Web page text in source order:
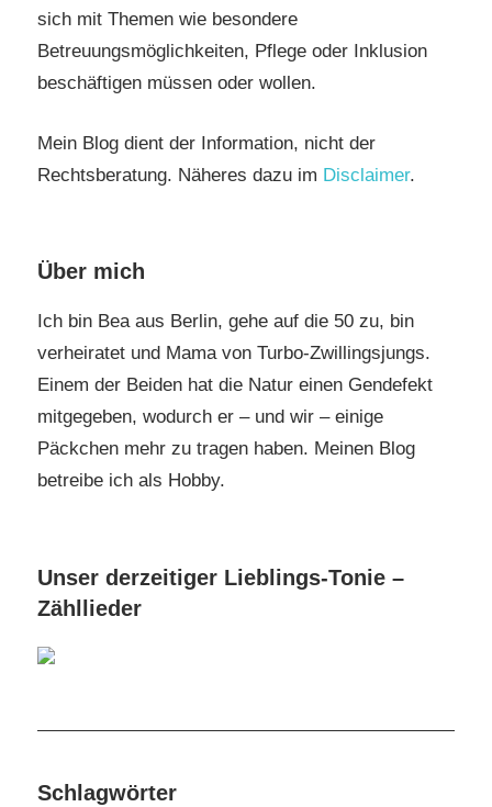
sich mit Themen wie besondere
Betreuungsmöglichkeiten, Pflege oder Inklusion
beschäftigen müssen oder wollen.
Mein Blog dient der Information, nicht der
Rechtsberatung. Näheres dazu im Disclaimer.
Über mich
Ich bin Bea aus Berlin, gehe auf die 50 zu, bin
verheiratet und Mama von Turbo-Zwillingsjungs.
Einem der Beiden hat die Natur einen Gendefekt
mitgegeben, wodurch er – und wir – einige
Päckchen mehr zu tragen haben. Meinen Blog
betreibe ich als Hobby.
Unser derzeitiger Lieblings-Tonie –
Zähllieder
Schlagwörter